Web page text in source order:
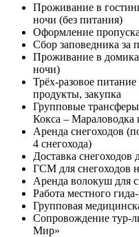
Проживание в
ночи (без питания)
Оформление
Сбор заповедника
Проживание в
ночи)
Трёх-разовое
продукты, закупка
Групповые
Кокса – Мараловодка
Аренда снегоходов
4 снегохода)
Доставка снегоходов
ГСМ для снегоходов
Аренда волокуш для
Работа местного
Групповая
Сопровождение тур-
Мир»